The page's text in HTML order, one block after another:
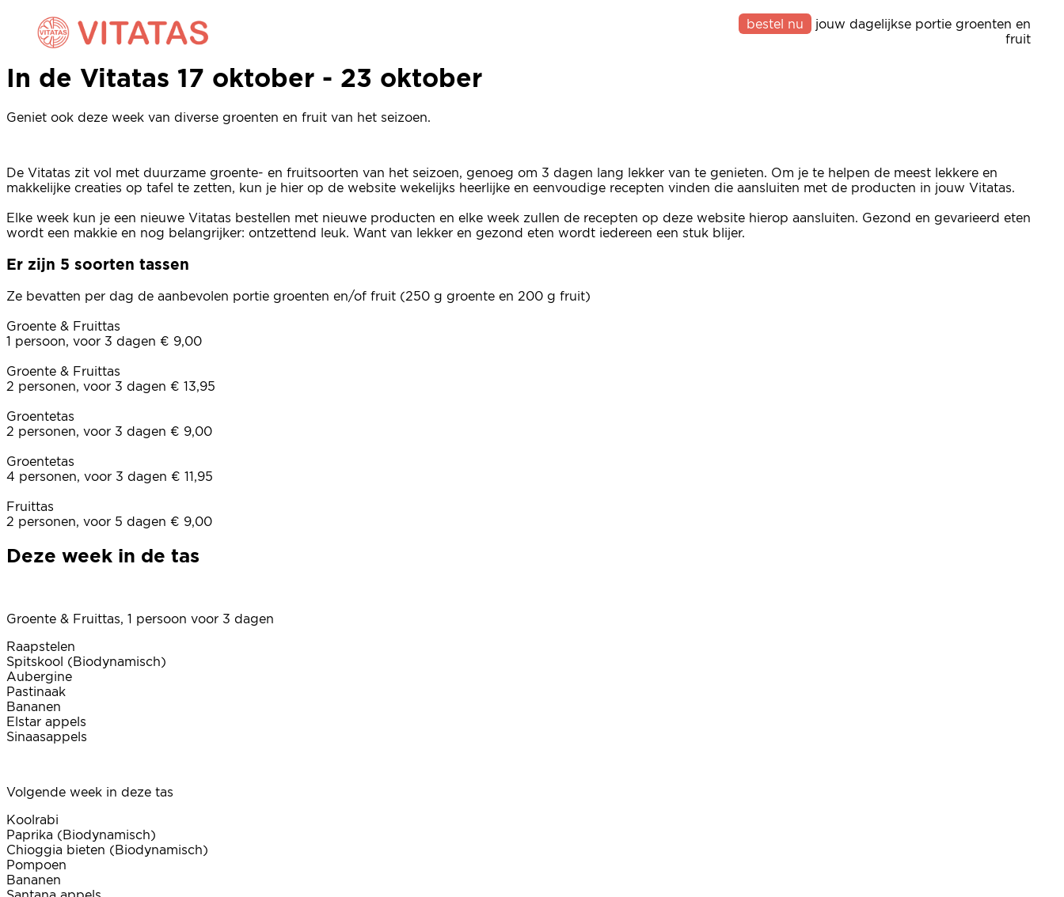
bestel nu
jouw dagelijkse portie groenten en
fruit
In de Vitatas 17 oktober - 23 oktober
In de Vitatas 17 oktober - 23 oktober
Geniet ook deze week van diverse groenten en fruit van het seizoen.
De Vitatas zit vol met duurzame groente- en fruitsoorten van het seizoen, genoeg om 3 dagen lang lekker van te genieten. Om je te helpen de meest lekkere en
makkelijke creaties op tafel te zetten, kun je hier op de website wekelijks heerlijke en eenvoudige recepten vinden die aansluiten met de producten in jouw Vitatas.
Elke week kun je een nieuwe Vitatas bestellen met nieuwe producten en elke week zullen de recepten op deze website hierop aansluiten. Gezond en gevarieerd eten
wordt een makkie en nog belangrijker: ontzettend leuk. Want van lekker en gezond eten wordt iedereen een stuk blijer.
Er zijn 5 soorten tassen
Ze bevatten per dag de aanbevolen portie groenten en/of fruit (250 g groente en 200 g fruit)
Groente & Fruittas
1 persoon, voor 3 dagen € 9,00
Groente & Fruittas
2 personen, voor 3 dagen € 13,95
Groentetas
2 personen, voor 3 dagen € 9,00
Groentetas
4 personen, voor 3 dagen € 11,95
Fruittas
2 personen, voor 5 dagen € 9,00
Deze week in de tas
Groente & Fruittas, 1 persoon voor 3 dagen
Raapstelen
Spitskool (Biodynamisch)
Aubergine
Pastinaak
Bananen
Elstar appels
Sinaasappels
Volgende week in deze tas
Koolrabi
Paprika (Biodynamisch)
Chioggia bieten (Biodynamisch)
Pompoen
Bananen